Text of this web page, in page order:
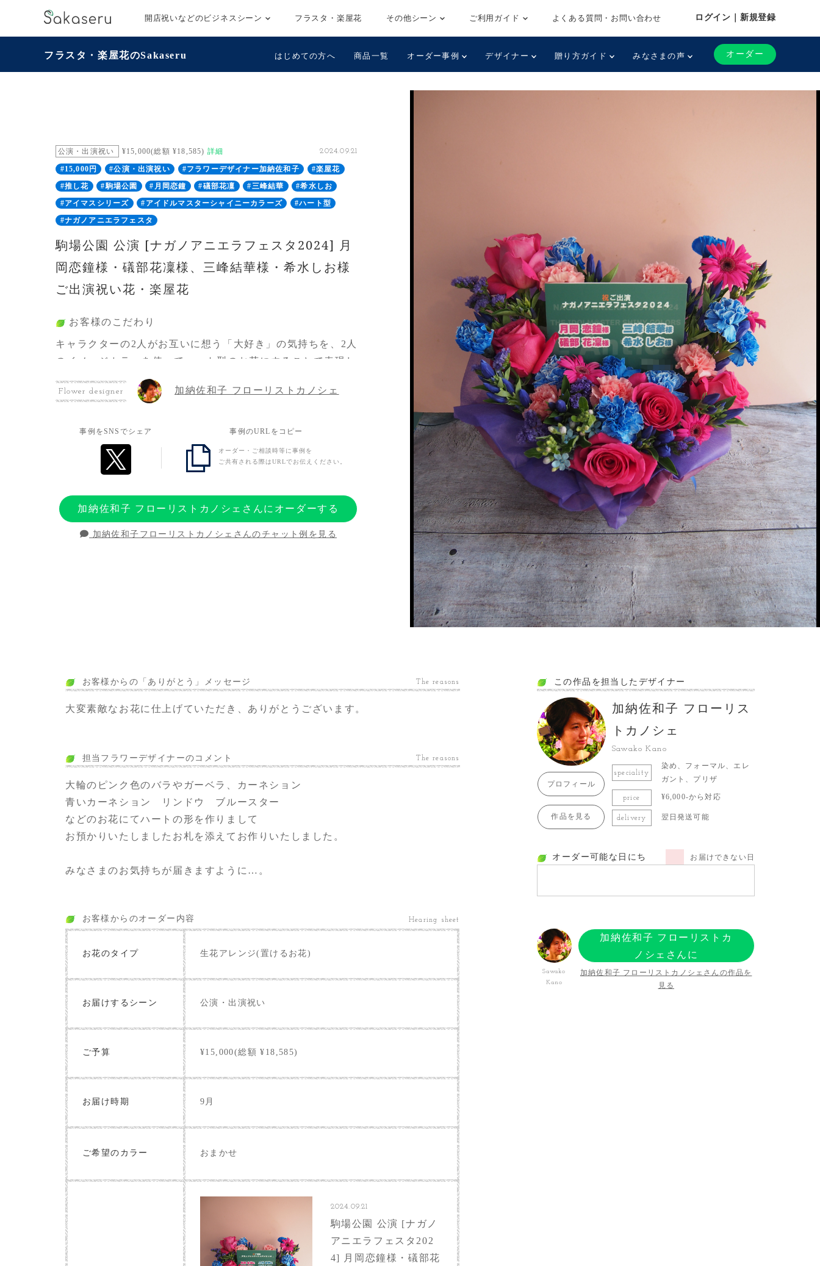
開店祝いなどのビジネスシーン フラスタ・楽屋花 その他シーン ご利用ガイド よくある質問・お問い合わせ ログイン｜新規登録
フラスタ・楽屋花のSakaseru はじめての方へ 商品一覧 オーダー事例 デザイナー 贈り方ガイド みなさまの声 オーダー
公演・出演祝い ¥15,000(総額 ¥18,585) 詳細 2024.09.21
#15,000円 #公演・出演祝い #フラワーデザイナー加納佐和子
#楽屋花
#推し花
#駒場公園 #月岡恋鐘 #礒部花凜 #三峰結華
#希水しお
#アイマスシリーズ
#アイドルマスターシャイニーカラーズ
#ハート型
#ナガノアニエラフェスタ
駒場公園 公演 [ナガノアニエラフェスタ2024] 月
岡恋鐘様・礒部花凜様、三峰結華様・希水しお様
ご出演祝い花・楽屋花
お客様のこだわり
キャラクターの2人がお互いに想う「大好き」の気持ちを、2人
のイメージカラーを使ってハート型のお花にすることで表現し
たいと思いました。
ことで、少しでも多く応援の気持ちを届けられればと思いお花
を贈らせていただきました。
Flower designer 加納佐和子 フローリストカノシェ
事例をSNSでシェア 事例のURLをコピー
オーダー・ご相談時等に事例を
ご共有される際はURLでお伝えください。
加納佐和子 フローリストカノシェさんにオーダーする
加納佐和子フローリストカノシェさんのチャット例を見る
お客様からの「ありがとう」メッセージ The reasons
大変素敵なお花に仕上げていただき、ありがとうございます。
担当フラワーデザイナーのコメント The reasons
大輪のピンク色のバラやガーベラ、カーネション
青いカーネション リンドウ ブルースター
などのお花にてハートの形を作りまして
お預かりいたしましたお札を添えてお作りいたしました。
みなさまのお気持ちが届きますように…。
お客様からのオーダー内容 Hearing sheet
お花のタイプ 生花アレンジ(置けるお花)
お届けするシーン 公演・出演祝い
ご予算 ¥15,000(総額 ¥18,585)
お届け時期 9月
ご希望のカラー おまかせ
2024.09.21
駒場公園 公演 [ナガノ
アニエラフェスタ202
4] 月岡恋鐘様・礒部花
この作品を担当したデザイナー
プロフィール
作品を見る
加納佐和子 フローリス
トカノシェ
Sawako Kano
speciality
染め、フォーマル、エレ
ガント、プリザ
price ¥6,000-から対応
delivery 翌日発送可能
オーダー可能な日にち お届けできない日
Sawako
Kano
加納佐和子 フローリストカ
ノシェさんに
オーダーする
加納佐和子 フローリストカノシェさんの作品を
見る